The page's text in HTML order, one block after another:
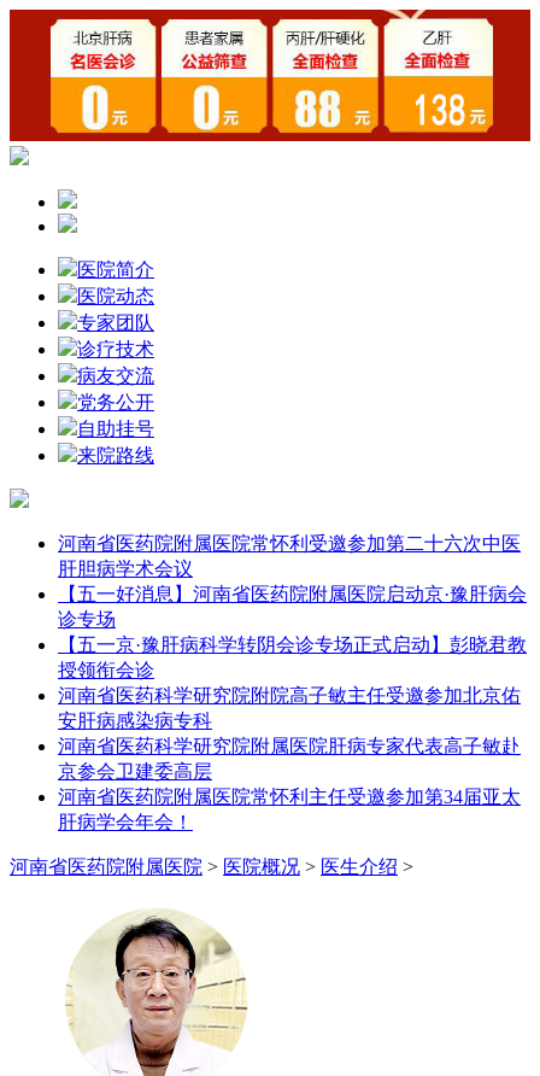
医院简介
医院动态
专家团队
诊疗技术
病友交流
党务公开
自助挂号
来院路线
河南省医药院附属医院常怀利受邀参加第二十六次中医
肝胆病学术会议
【五一好消息】河南省医药院附属医院启动京·豫肝病会
诊专场
【五一京·豫肝病科学转阴会诊专场正式启动】彭晓君教
授领衔会诊
河南省医药科学研究院附院高子敏主任受邀参加北京佑
安肝病感染病专科
河南省医药科学研究院附属医院肝病专家代表高子敏赴
京参会卫建委高层
河南省医药院附属医院常怀利主任受邀参加第34届亚太
肝病学会年会！
河南省医药院附属医院 > 医院概况 > 医生介绍 >